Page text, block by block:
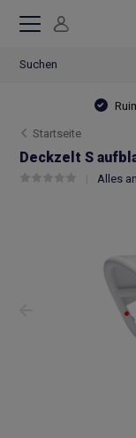
Startseite
Deckzelt S
Alles